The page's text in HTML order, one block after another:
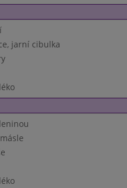
jarní cibulka